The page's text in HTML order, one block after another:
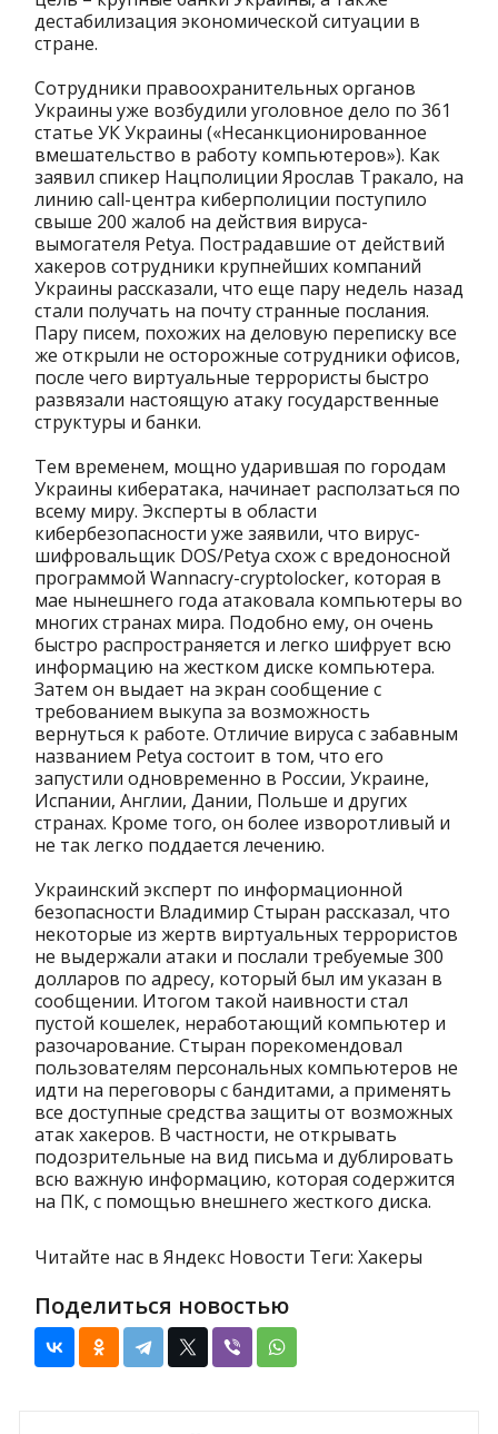
дестабилизация экономической ситуации в
стране.
Сотрудники правоохранительных органов
Украины уже возбудили уголовное дело по 361
статье УК Украины («Несанкционированное
вмешательство в работу компьютеров»). Как
заявил спикер Нацполиции Ярослав Тракало, на
линию call-центра киберполиции поступило
свыше 200 жалоб на действия вируса-
вымогателя Petya. Пострадавшие от действий
хакеров сотрудники крупнейших компаний
Украины рассказали, что еще пару недель назад
стали получать на почту странные послания.
Пару писем, похожих на деловую переписку все
же открыли не осторожные сотрудники офисов,
после чего виртуальные террористы быстро
развязали настоящую атаку государственные
структуры и банки.
Тем временем, мощно ударившая по городам
Украины кибератака, начинает расползаться по
всему миру. Эксперты в области
кибербезопасности уже заявили, что вирус-
шифровальщик DOS/Petya схож с вредоносной
программой Wannacry-cryptolocker, которая в
мае нынешнего года атаковала компьютеры во
многих странах мира. Подобно ему, он очень
быстро распространяется и легко шифрует всю
информацию на жестком диске компьютера.
Затем он выдает на экран сообщение с
требованием выкупа за возможность
вернуться к работе. Отличие вируса c забавным
названием Petya состоит в том, что его
запустили одновременно в России, Украине,
Испании, Англии, Дании, Польше и других
странах. Кроме того, он более изворотливый и
не так легко поддается лечению.
Украинский эксперт по информационной
безопасности Владимир Стыран рассказал, что
некоторые из жертв виртуальных террористов
не выдержали атаки и послали требуемые 300
долларов по адресу, который был им указан в
сообщении. Итогом такой наивности стал
пустой кошелек, неработающий компьютер и
разочарование. Стыран порекомендовал
пользователям персональных компьютеров не
идти на переговоры с бандитами, а применять
все доступные средства защиты от возможных
атак хакеров. В частности, не открывать
подозрительные на вид письма и дублировать
всю важную информацию, которая содержится
на ПК, с помощью внешнего жесткого диска.
Читайте нас в Яндекс Новости Теги: Хакеры
Поделиться новостью